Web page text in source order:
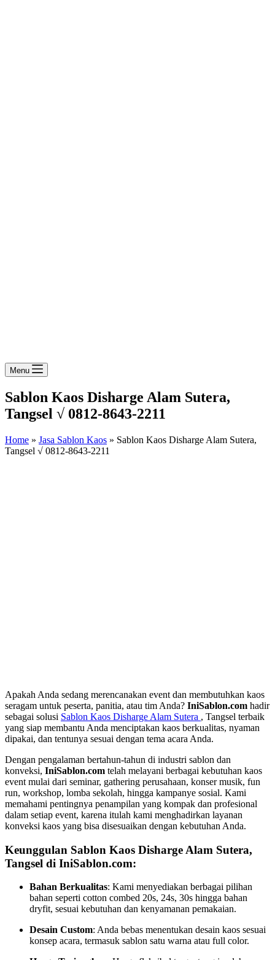
Menu
Sablon Kaos Disharge Alam Sutera,
Tangsel √ 0812-8643-2211
Home » Jasa Sablon Kaos » Sablon Kaos Disharge Alam Sutera,
Tangsel √ 0812-8643-2211
Apakah Anda sedang merencanakan event dan membutuhkan kaos
seragam untuk peserta, panitia, atau tim Anda? IniSablon.com hadir
sebagai solusi Sablon Kaos Disharge Alam Sutera , Tangsel terbaik
yang siap membantu Anda menciptakan kaos berkualitas, nyaman
dipakai, dan tentunya sesuai dengan tema acara Anda.
Dengan pengalaman bertahun-tahun di industri sablon dan
konveksi, IniSablon.com telah melayani berbagai kebutuhan kaos
event mulai dari seminar, gathering perusahaan, konser musik, fun
run, workshop, lomba sekolah, hingga kampanye sosial. Kami
memahami pentingnya penampilan yang kompak dan profesional
dalam setiap event, karena itulah kami menghadirkan layanan
konveksi kaos yang bisa disesuaikan dengan kebutuhan Anda.
Keunggulan Sablon Kaos Disharge Alam Sutera,
Tangsel di IniSablon.com:
Bahan Berkualitas: Kami menyediakan berbagai pilihan
bahan seperti cotton combed 20s, 24s, 30s hingga bahan
dryfit, sesuai kebutuhan dan kenyamanan pemakaian.
Desain Custom: Anda bebas menentukan desain kaos sesuai
konsep acara, termasuk sablon satu warna atau full color.